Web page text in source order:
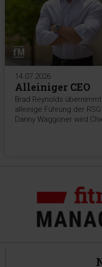
14.07.2026
Alleiniger CEO
Brad Reynolds
alleinige Führung der
Danny Waggoner wird